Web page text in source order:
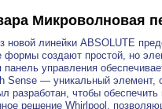
Микроволновая
новой линейки ABSOLUTE
формы создают простой, но
управления
Sense — уникальный элемент,
разработан, чтобы
решение Whirlpool,